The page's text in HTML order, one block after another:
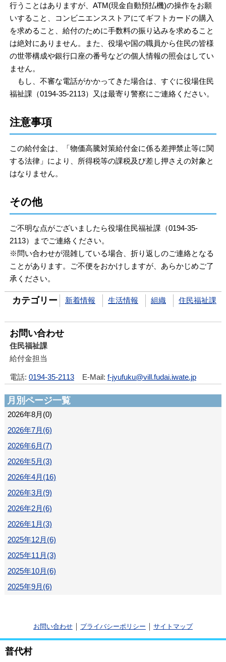
行うことはありますが、ATM(現金自動預払機)の操作をお願
いすること、コンビニエンスストアにてギフトカードの購入
を求めること、給付のために手数料の振り込みを求めること
は絶対にありません。また、役場や国の職員から住民の皆様
の世帯構成や銀行口座の番号などの個人情報の照会はしてい
ません。
もし、不審な電話がかかってきた場合は、すぐに役場住民
福祉課（0194-35-2113）又は最寄り警察にご連絡ください。
注意事項
この給付金は、「物価高騰対策給付金に係る差押禁止等に関
する法律」により、所得税等の課税及び差し押さえの対象と
はなりません。
その他
ご不明な点がございましたら役場住民福祉課（0194-35-
2113）までご連絡ください。
※問い合わせが混雑している場合、折り返しのご連絡となる
ことがあります。ご不便をおかけしますが、あらかじめご了
承ください。
カテゴリー 新着情報 生活情報 組織 住民福祉課
お問い合わせ
住民福祉課
給付金担当
電話: 0194-35-2113 E-Mail: f-jyufuku@vill.fudai.iwate.jp
月別ページ一覧
2026年8月(0)
2026年7月(6)
2026年6月(7)
2026年5月(3)
2026年4月(16)
2026年3月(9)
2026年2月(6)
2026年1月(3)
2025年12月(6)
2025年11月(3)
2025年10月(6)
2025年9月(6)
お問い合わせ プライバシーポリシー サイトマップ
普代村